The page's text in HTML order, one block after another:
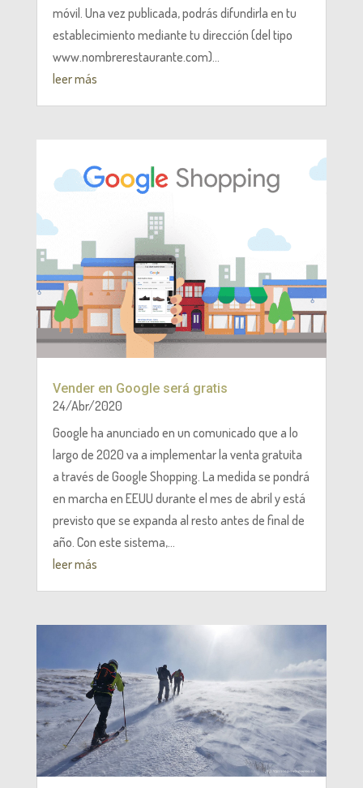
móvil. Una vez publicada, podrás difundirla en tu
establecimiento mediante tu dirección (del tipo
www.nombrerestaurante.com)...
leer más
Vender en Google será gratis
24/Abr/2020
Google ha anunciado en un comunicado que a lo
largo de 2020 va a implementar la venta gratuita
a través de Google Shopping. La medida se pondrá
en marcha en EEUU durante el mes de abril y está
previsto que se expanda al resto antes de final de
año. Con este sistema,...
leer más